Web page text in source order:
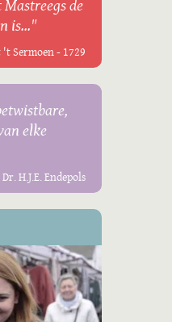
de
is..."
't Sermoen - 1729
elke
Dr. H.J.E. Endepols